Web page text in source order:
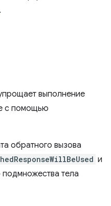
.
выполнение
с помощью
обратного вызова
и
подмножества тела